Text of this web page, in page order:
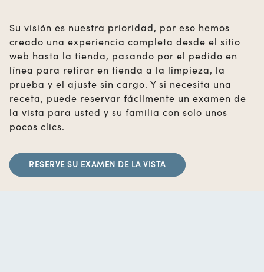
Su visión es nuestra prioridad, por eso hemos
creado una experiencia completa desde el sitio
web hasta la tienda, pasando por el pedido en
línea para retirar en tienda a la limpieza, la
prueba y el ajuste sin cargo. Y si necesita una
receta, puede reservar fácilmente un examen de
la vista para usted y su familia con solo unos
pocos clics.
RESERVE SU EXAMEN DE LA VISTA